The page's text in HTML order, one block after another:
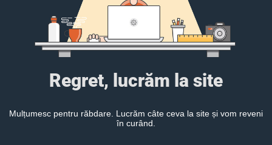
Regret, lucrăm la site
Mulțumesc pentru răbdare. Lucrăm câte ceva la site și vom reveni
în curând.